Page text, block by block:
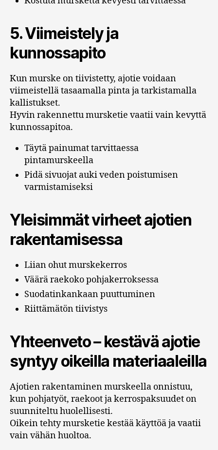
5. Viimeistely ja
kunnossapito
Kun murske on tiivistetty, ajotie voidaan
viimeistellä tasaamalla pinta ja tarkistamalla
kallistukset.
Hyvin rakennettu mursketie vaatii vain kevyttä
kunnossapitoa.
Täytä painumat tarvittaessa
pintamurskeella
Pidä sivuojat auki veden poistumisen
varmistamiseksi
Yleisimmät virheet ajotien
rakentamisessa
Liian ohut murskekerros
Väärä raekoko pohjakerroksessa
Suodatinkankaan puuttuminen
Riittämätön tiivistys
Yhteenveto – kestävä ajotie
syntyy oikeilla materiaaleilla
Ajotien rakentaminen murskeella onnistuu,
kun pohjatyöt, raekoot ja kerrospaksuudet on
suunniteltu huolellisesti.
Oikein tehty mursketie kestää käyttöä ja vaatii
vain vähän huoltoa.